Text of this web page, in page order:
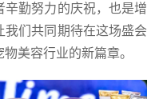
辛勤努力的庆祝，也是增
们共同期待在这场盛会
美容行业的新篇章。